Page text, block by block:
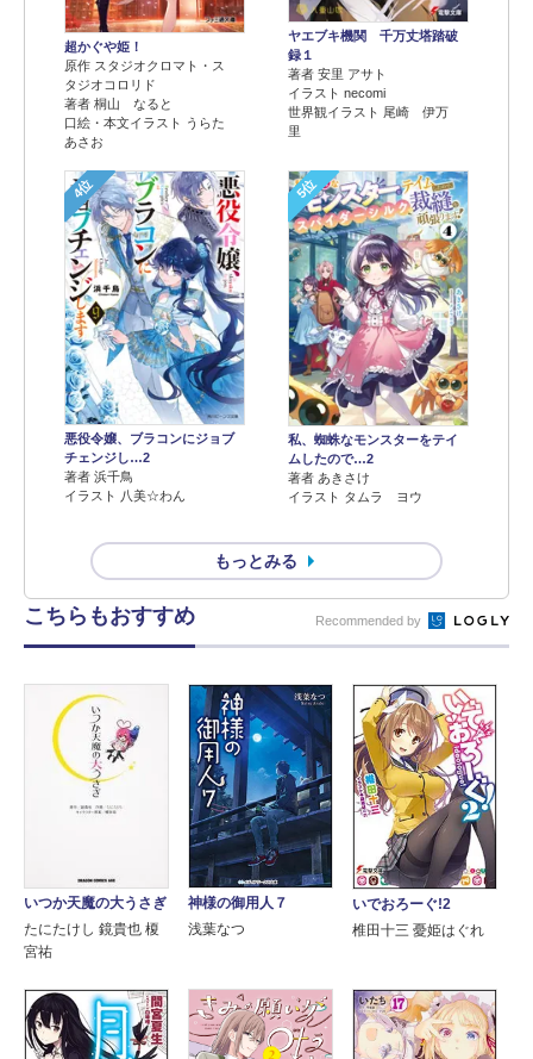
超かぐや姫！
原作 スタジオクロマト・ス
タジオコロリド
著者 桐山 なると
口絵・本文イラスト うらた
あさお
ヤエブキ機関 千万丈塔踏破
録１
著者 安里 アサト
イラスト necomi
世界観イラスト 尾崎 伊万
里
4位
悪役令嬢、ブラコンにジョブ
チェンジし…2
著者 浜千鳥
イラスト 八美☆わん
5位
私、蜘蛛なモンスターをテイ
ムしたので…2
著者 あきさけ
イラスト タムラ ヨウ
もっとみる
こちらもおすすめ Recommended by
いつか天魔の大うさぎ
たにたけし 鏡貴也 榎
宮祐
神様の御用人７
浅葉なつ
いでおろーぐ!2
椎田十三 憂姫はぐれ